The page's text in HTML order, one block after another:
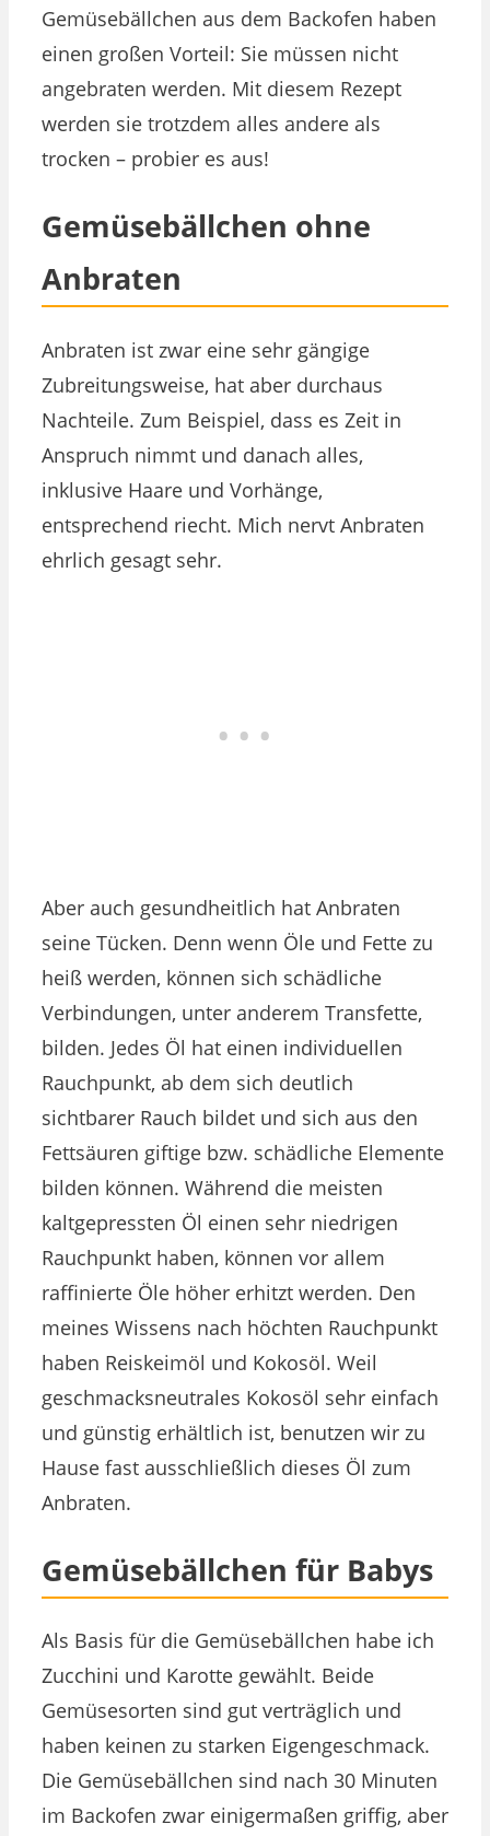
Gemüsebällchen aus dem Backofen haben
einen großen Vorteil: Sie müssen nicht
angebraten werden. Mit diesem Rezept
werden sie trotzdem alles andere als
trocken – probier es aus!
Gemüsebällchen ohne
Anbraten
Anbraten ist zwar eine sehr gängige
Zubreitungsweise, hat aber durchaus
Nachteile. Zum Beispiel, dass es Zeit in
Anspruch nimmt und danach alles,
inklusive Haare und Vorhänge,
entsprechend riecht. Mich nervt Anbraten
ehrlich gesagt sehr.
Aber auch gesundheitlich hat Anbraten
seine Tücken. Denn wenn Öle und Fette zu
heiß werden, können sich schädliche
Verbindungen, unter anderem Transfette,
bilden. Jedes Öl hat einen individuellen
Rauchpunkt, ab dem sich deutlich
sichtbarer Rauch bildet und sich aus den
Fettsäuren giftige bzw. schädliche Elemente
bilden können. Während die meisten
kaltgepressten Öl einen sehr niedrigen
Rauchpunkt haben, können vor allem
raffinierte Öle höher erhitzt werden. Den
meines Wissens nach höchten Rauchpunkt
haben Reiskeimöl und Kokosöl. Weil
geschmacksneutrales Kokosöl sehr einfach
und günstig erhältlich ist, benutzen wir zu
Hause fast ausschließlich dieses Öl zum
Anbraten.
Gemüsebällchen für Babys
Als Basis für die Gemüsebällchen habe ich
Zucchini und Karotte gewählt. Beide
Gemüsesorten sind gut verträglich und
haben keinen zu starken Eigengeschmack.
Die Gemüsebällchen sind nach 30 Minuten
im Backofen zwar einigermaßen griffig, aber